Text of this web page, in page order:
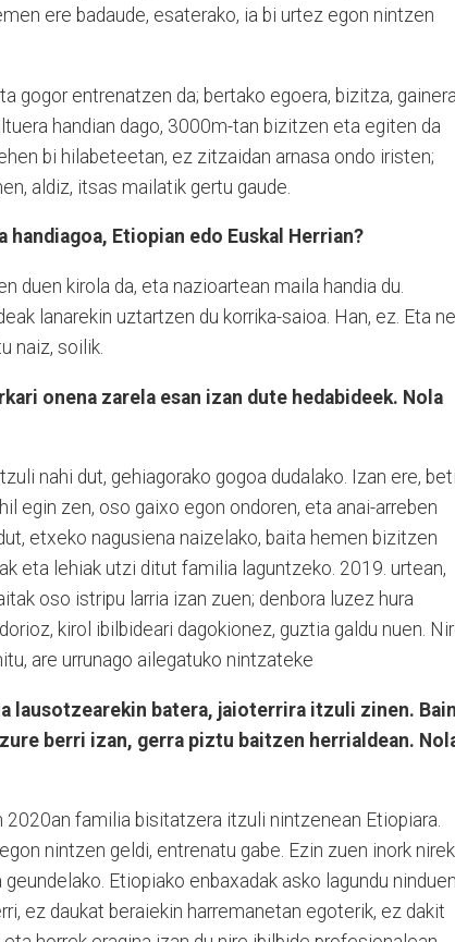
ere badaude, esaterako, ia bi urtez egon nintzen
gogor entrenatzen da; bertako egoera, bizitza,
handian dago, 3000m-tan bizitzen eta egiten da
bi hilabeteetan, ez zitzaidan arnasa ondo iristen;
aldiz, itsas mailatik gertu gaude.
Etiopian edo Euskal Herrian?
duen kirola da, eta nazioartean maila handia du.
lanarekin uztartzen du korrika-saioa. Han, ez. Eta
naiz, soilik.
onena zarela esan izan dute hedabideek. Nola
nahi dut, gehiagorako gogoa dudalako. Izan ere, beti
egin zen, oso gaixo egon ondoren, eta anai-arreben
etxeko nagusiena naizelako, baita hemen bizitzen
eta lehiak utzi ditut familia laguntzeko. 2019. urtean,
oso istripu larria izan zuen; denbora luzez hura
kirol ibilbideari dagokionez, guztia galdu nuen.
are urrunago ailegatuko nintzateke
lausotzearekin batera, jaioterrira itzuli zinen.
berri izan, gerra piztu baitzen herrialdean.
2020an familia bisitatzera itzuli nintzenean Etiopiara.
nintzen geldi, entrenatu gabe. Ezin zuen inork
Etiopiako enbaxadak asko lagundu
ez daukat beraiekin harremanetan egoterik, ez dakit